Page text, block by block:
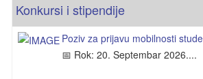
Konkursi i stipendije
Poziv za prijavu mobilnosti
📅 Rok: 20. Septembar 2026....